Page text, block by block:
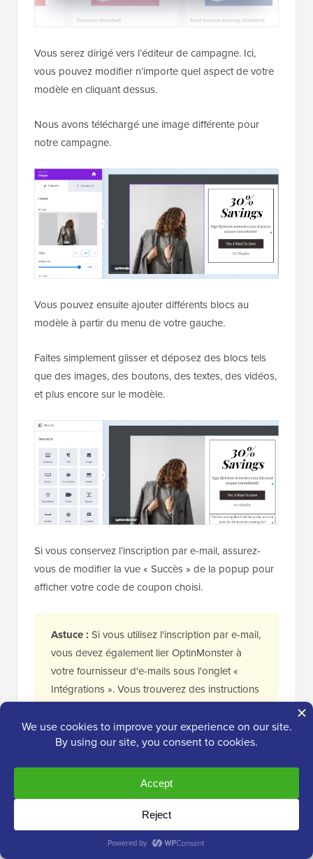
Vous serez dirigé vers l’éditeur de campagne. Ici,
vous pouvez modifier n’importe quel aspect de votre
modèle en cliquant dessus.
Nous avons téléchargé une image différente pour
notre campagne.
Vous pouvez ensuite ajouter différents blocs au
modèle à partir du menu de votre gauche.
Faites simplement glisser et déposez des blocs tels
que des images, des boutons, des textes, des vidéos,
et plus encore sur le modèle.
Si vous conservez l’inscription par e-mail, assurez-
vous de modifier la vue « Succès » de la popup pour
afficher votre code de coupon choisi.
Astuce : Si vous utilisez l'inscription par e-mail,
vous devez également lier OptinMonster à
votre fournisseur d'e-mails sous l'onglet «
Intégrations ». Vous trouverez des instructions
sur lacréation d'un popup de coupon.
campagne, n'oubliez pas de cliquer sur le bouton «
Enregistrer » en haut à droite.
Ensuite, vous pouvez cliquer sur l'onglet « Règles